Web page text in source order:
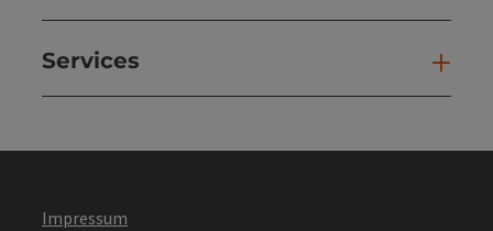
Services
Impressum